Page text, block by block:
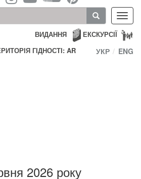
ЕКСКУРСІЇ
ВИДАННЯ
ГІДНОСТІ: AR
УКР ENG
2026 року